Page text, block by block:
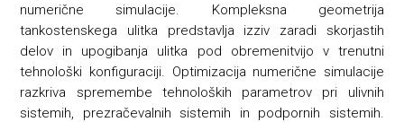
numerične simulacije. Kompleksna geometrija
tankostenskega ulitka predstavlja izziv zaradi skorjastih
delov in upogibanja ulitka pod obremenitvijo v trenutni
tehnološki konfiguraciji. Optimizacija numerične simulacije
razkriva spremembe tehnoloških parametrov pri ulivnih
sistemih, prezračevalnih sistemih in podpornih sistemih.